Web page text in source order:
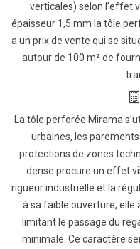
verticales) selon l’effet
épaisseur 1,5 mm la tôle
a un prix de vente qui se
autour de 100 m² de
La tôle perforée Mirama
urbaines, les
protections de zones
dense procure un effet
rigueur industrielle et la
à sa faible ouverture, elle
limitant le passage du
minimale. Ce caractère